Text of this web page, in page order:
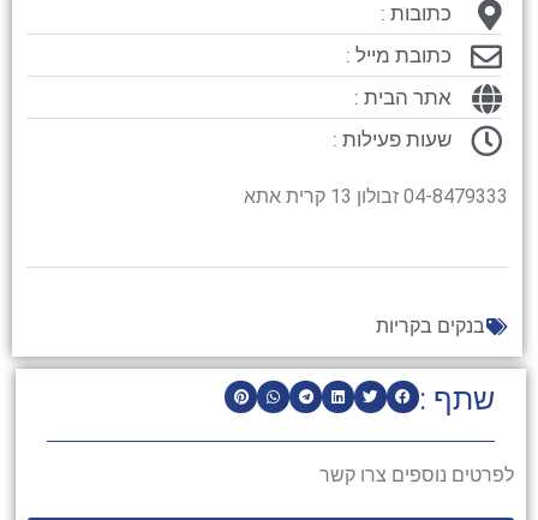
שתף :
לפרטים נוספים צרו קשר
כתובות :
כתובת מייל :
אתר הבית :
שעות פעילות :
04-8479333 זבולון 13 קרית אתא
בנקים בקריות